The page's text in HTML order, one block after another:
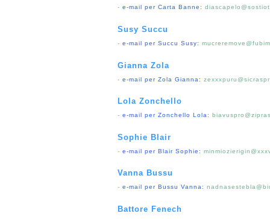
- e-mail per Carta Banne:
Susy Succu
- e-mail per Succu Susy:
Gianna Zola
- e-mail per Zola Gianna:
Lola Zonchello
- e-mail per Zonchello Lola:
Sophie Blair
- e-mail per Blair Sophie:
Vanna Bussu
- e-mail per Bussu Vanna:
Battore Fenech